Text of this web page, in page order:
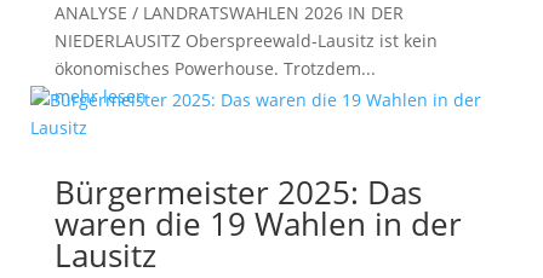
ANALYSE / LANDRATSWAHLEN 2026 IN DER
NIEDERLAUSITZ Oberspreewald-Lausitz ist kein
ökonomisches Powerhouse. Trotzdem...
mehr lesen
Bürgermeister 2025: Das
waren die 19 Wahlen in der
Lausitz